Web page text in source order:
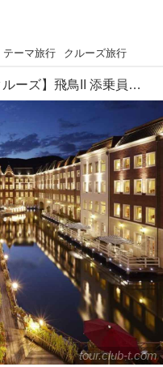
テーマ旅行 クルーズ旅行
【クルーズ】飛鳥II 添乗員付き 11月出発ツアーのご紹介！
tour.club-t.com